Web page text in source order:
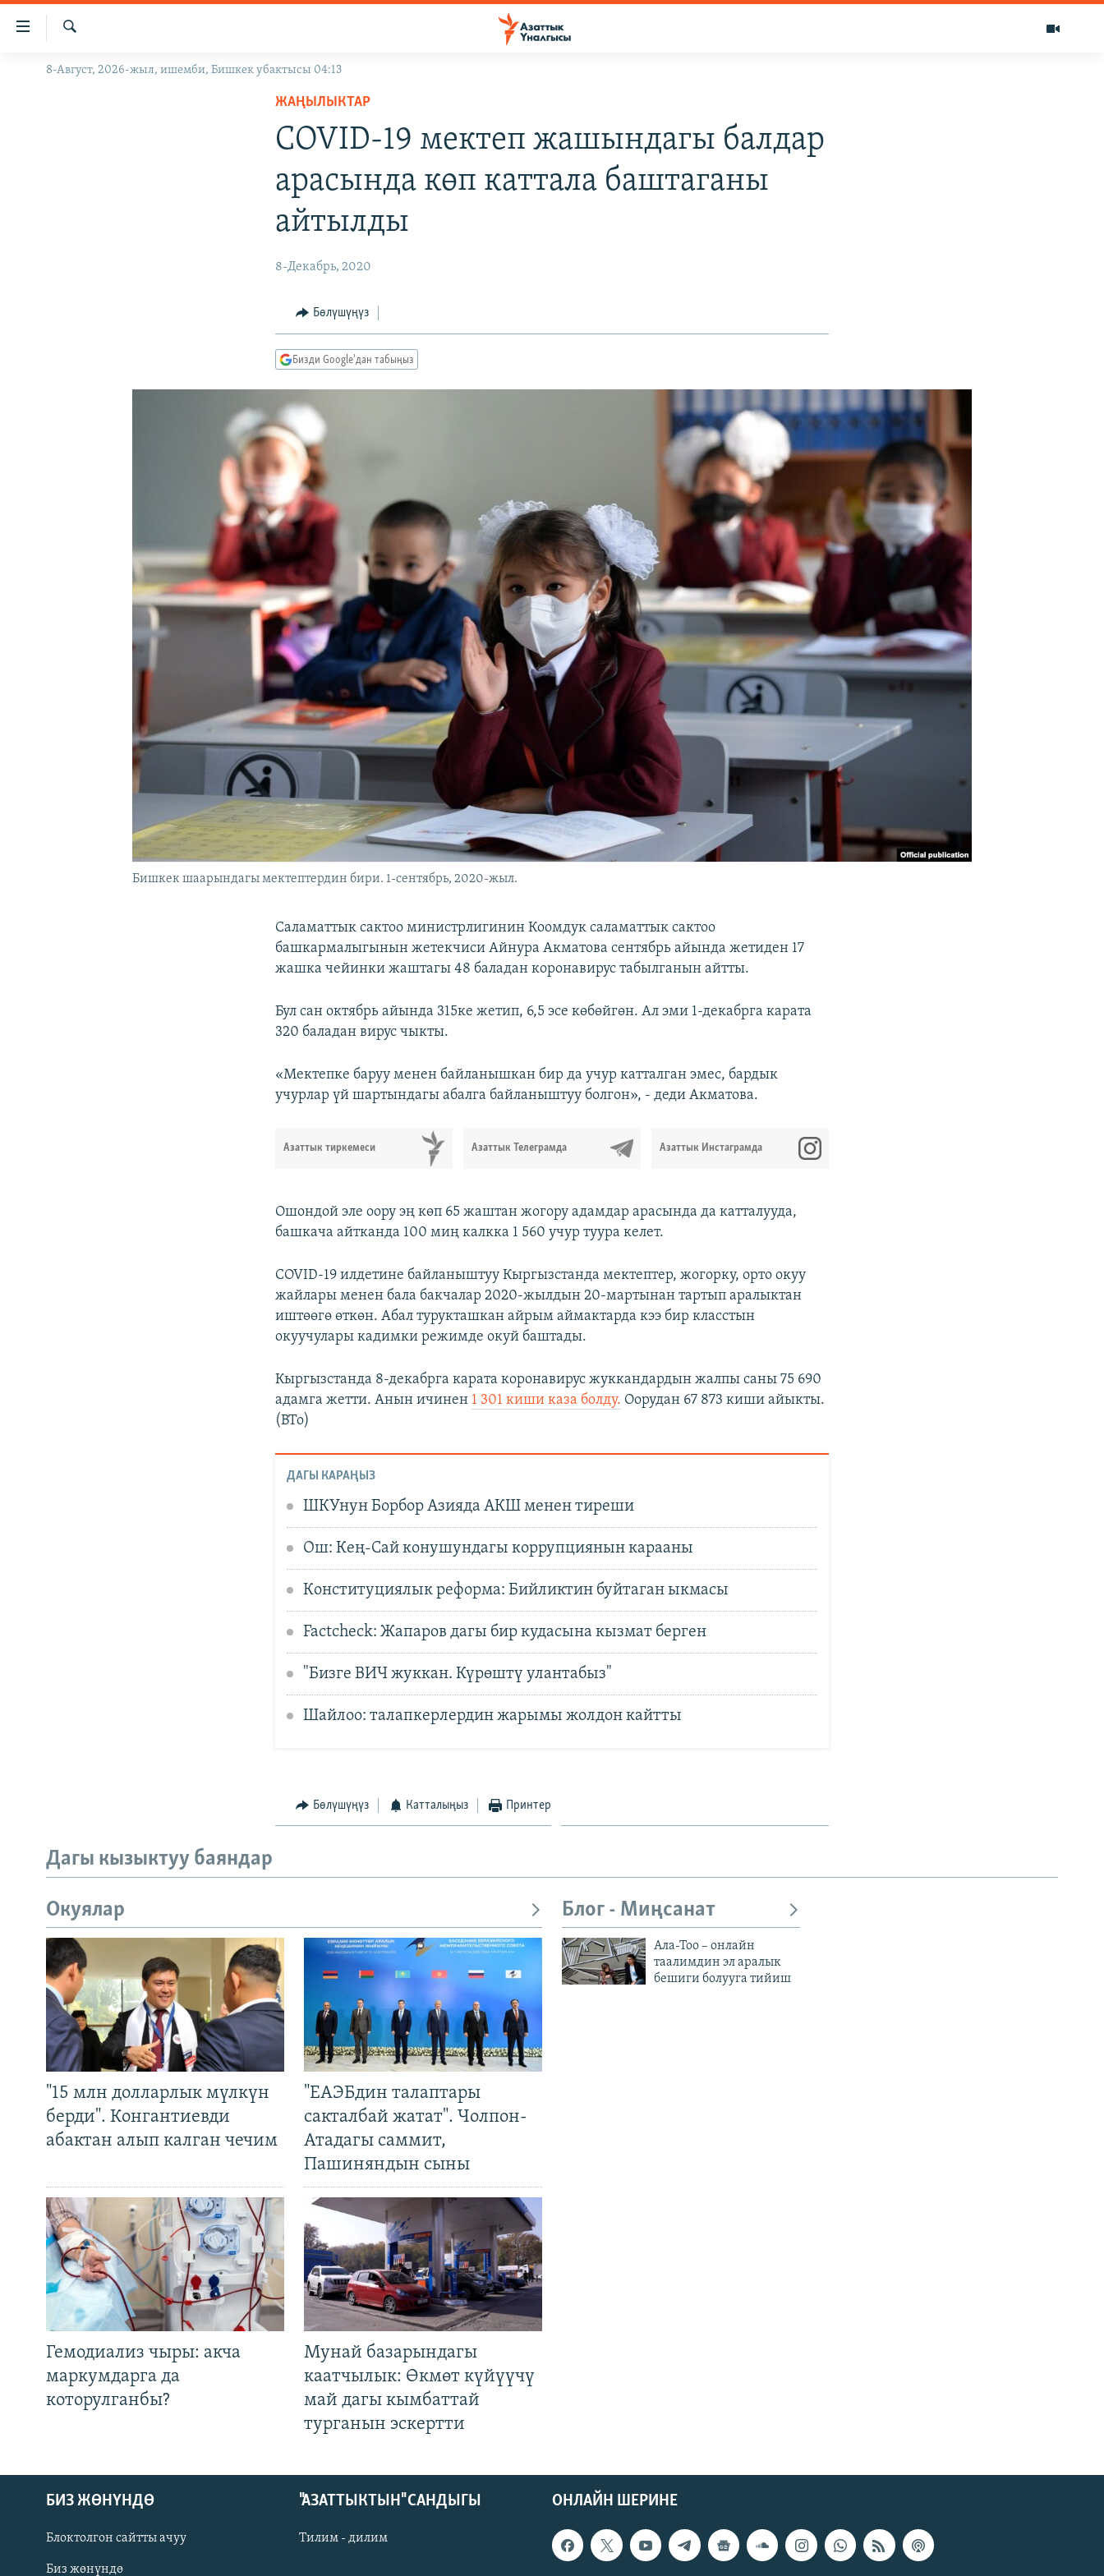
Линктер
Мазмунга
Навигацияга
ЖАҢЫЛЫКТАР
Издөө
8-Август, 2026-жыл, ишемби, Бишкек убактысы 04:13
ЖАҢЫЛЫКТАР
COVID-19 мектеп жашындагы балдар
арасында көп каттала баштаганы
айтылды
8-Декабрь, 2020
Бөлүшүңүз
Бизди Google'дан табыңыз
Бишкек шаарындагы мектептердин бири. 1-сентябрь, 2020-жыл.
Саламаттык сактоо министрлигинин Коомдук саламаттык сактоо
башкармалыгынын жетекчиси Айнура Акматова сентябрь айында жетиден 17
жашка чейинки жаштагы 48 баладан коронавирус табылганын айтты.
Бул сан октябрь айында 315ке жетип, 6,5 эсе көбөйгөн. Ал эми 1-декабрга карата
320 баладан вирус чыкты.
«Мектепке баруу менен байланышкан бир да учур катталган эмес, бардык
учурлар үй шартындагы абалга байланыштуу болгон», - деди Акматова.
Азаттык тиркемеси Азаттык Телеграмда Азаттык Инстаграмда
Ошондой эле оору эң көп 65 жаштан жогору адамдар арасында да катталууда,
башкача айтканда 100 миң калкка 1 560 учур туура келет.
COVID-19 илдетине байланыштуу Кыргызстанда мектептер, жогорку, орто окуу
жайлары менен бала бакчалар 2020-жылдын 20-мартынан тартып аралыктан
иштөөгө өткөн. Абал турукташкан айрым аймактарда кээ бир класстын
окуучулары кадимки режимде окуй баштады.
Кыргызстанда 8-декабрга карата коронавирус жуккандардын жалпы саны 75 690
адамга жетти. Анын ичинен 1 301 киши каза болду. Оорудан 67 873 киши айыкты.
(BTo)
ДАГЫ КАРАҢЫЗ
ШКУнун Борбор Азияда АКШ менен тиреши
Ош: Кең-Сай конушундагы коррупциянын карааны
Конституциялык реформа: Бийликтин буйтаган ыкмасы
Factcheck: Жапаров дагы бир кудасына кызмат берген
"Бизге ВИЧ жуккан. Күрөштү улантабыз"
Шайлоо: талапкерлердин жарымы жолдон кайтты
Бөлүшүңүз Катталыңыз Принтер
Дагы кызыктуу баяндар
Окуялар
"15 млн долларлык мүлкүн
берди". Конгантиевди
абактан алып калган чечим
"ЕАЭБдин талаптары
сакталбай жатат". Чолпон-
Атадагы саммит,
Пашиняндын сыны
Гемодиализ чыры: акча
маркумдарга да
которулганбы?
Мунай базарындагы
каатчылык: Өкмөт күйүүчү
май дагы кымбаттай
турганын эскертти
Блог - Миңсанат
Ала-Тоо – онлайн
таалимдин эл аралык
бешиги болууга тийиш
ОНЛАЙН ШЕРИНЕ
БИЗ ЖӨНҮНДӨ
Блоктолгон сайтты ачуу
Биз жөнүндө
"АЗАТТЫКТЫН" САНДЫГЫ
Тилим - дилим